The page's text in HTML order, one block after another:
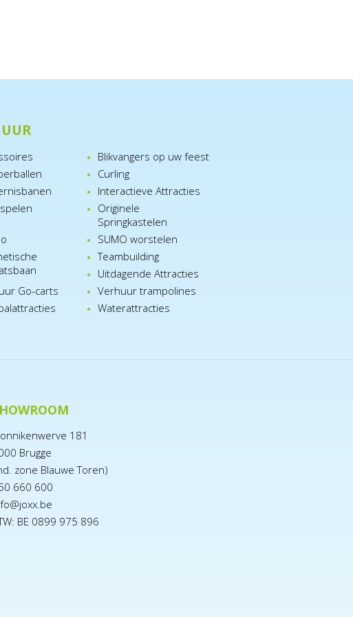
Blikvangers op uw feest
Curling
Interactieve Attracties
Originele
Springkastelen
SUMO worstelen
Teambuilding
Uitdagende Attracties
Go-carts
Verhuur trampolines
Waterattracties
181
Brugge
zone Blauwe Toren)
660 600
BE 0899 975 896